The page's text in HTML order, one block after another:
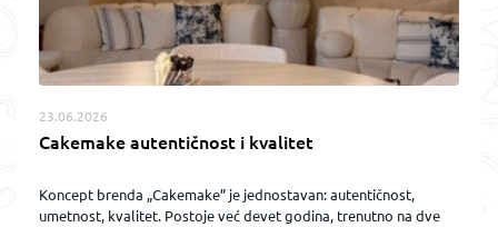
23.06.2026
Cakemake autentičnost i kvalitet
Koncept brenda „Cakemake” je jednostavan: autentičnost,
umetnost, kvalitet. Postoje već devet godina, trenutno na dve